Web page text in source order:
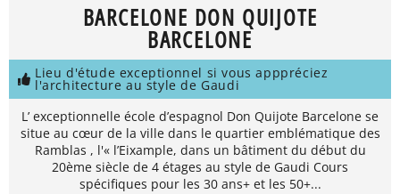
BARCELONE DON QUIJOTE
BARCELONE
Lieu d'étude exceptionnel si vous apppréciez
l'architecture au style de Gaudi
L’ exceptionnelle école d’espagnol Don Quijote Barcelone se
situe au cœur de la ville dans le quartier emblématique des
Ramblas , l'« l’Eixample, dans un bâtiment du début du
20ème siècle de 4 étages au style de Gaudi Cours
spécifiques pour les 30 ans+ et les 50+...